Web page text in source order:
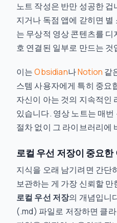
노트 작성은 반만 성공한
지거나 독점 앱에 갇히면
는 무상적 영상 콘텐츠를
호 연결된 일부로 만드는 것
이는Obsidian나Notion 같
스템 사용자에게 특히 중요
자신이 아는 것의 지속적인
있습니다. 영상 노트는 매
절차 없이 그 라이브러리에
로컬 우선 저장이 중요한
지식을 오래 남기려면 간단
보관하는 게 가장 신뢰할
로컬 우선 저장의 개념입니
(.md) 파일로 저장하면 클